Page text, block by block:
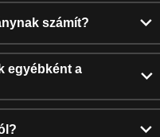
számít?
egyébként a